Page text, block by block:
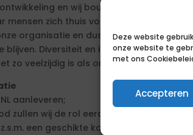
Deze website
onze website te
met ons
Accepteren
en wij bouwen mee aan een
mensen zich thuis voelen en hun dromen
organisatie en dus versterken we
Diversiteit en inclusie zijn bij ons
zo veelzijdig is als onze stad.
aanleveren;
zullen wij de rol eerder sluiten dan de
een geschikte kandidaat aan;